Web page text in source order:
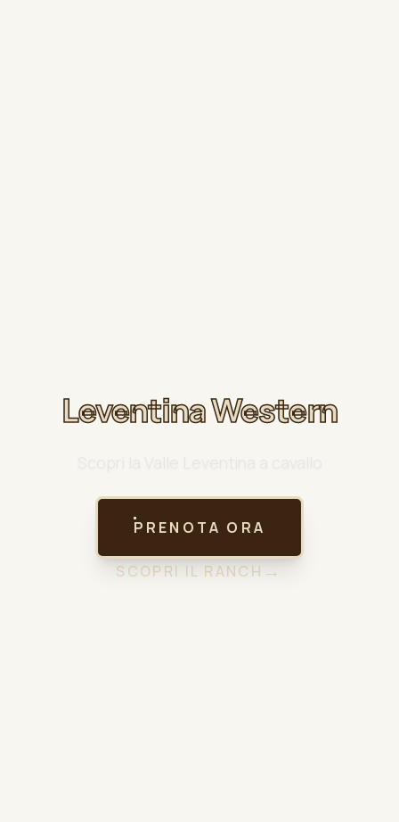
Leventina Western
PRENOTA ORA
SCOPRI IL RANCH →